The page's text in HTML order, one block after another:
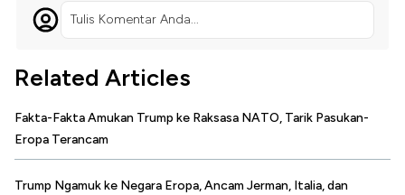
Tulis Komentar Anda...
Related Articles
Fakta-Fakta Amukan Trump ke Raksasa NATO, Tarik Pasukan-
Eropa Terancam
Trump Ngamuk ke Negara Eropa, Ancam Jerman, Italia, dan